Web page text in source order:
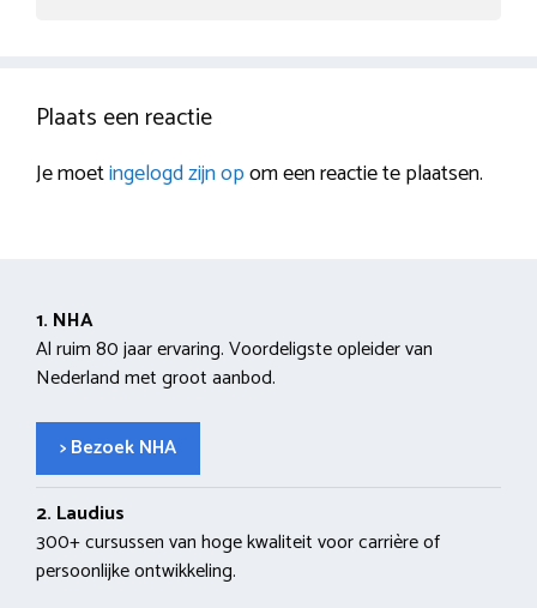
Plaats een reactie
Je moetingelogd zijn opom een reactie te plaatsen.
1. NHA
Al ruim 80 jaar ervaring. Voordeligste opleider van
Nederland met groot aanbod.
> Bezoek NHA
2. Laudius
300+ cursussen van hoge kwaliteit voor carrière of
persoonlijke ontwikkeling.